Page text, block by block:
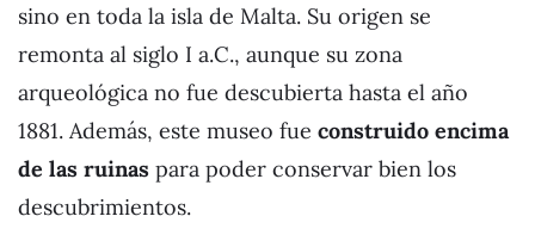
sino en toda la isla de Malta. Su origen se
remonta al siglo I a.C., aunque su zona
arqueológica no fue descubierta hasta el año
1881. Además, este museo fue construido encima
de las ruinas para poder conservar bien los
descubrimientos.